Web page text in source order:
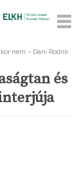
nem – Dani Rodrik
és